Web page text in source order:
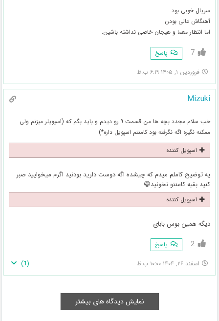
سریال خوبی بود
آهنگاش عالی بودن
اما انتظار معما و هیجان خاصی نداشته باشین.
7 پاسخ
فروردین ۱, ۱۴۰۵ ۶:۱۹ ب.ظ
Mizuki
خب سلام مجدد بچه ها من قسمت ۹ رو دیدم و باید بگم که (اسپویلر میزنم ولی
ممکنه نگیره اگه نگرفته بود کامنتم اسپویل داره*)
اسپویل کننده
یه توضیح کاملم میدم که چیشده اگه دوست دارید بودنید اگرم میخوایید صبر
کنید بقیه کامنتو نخونید😁
اسپویل کننده
دیگه همین بوس بابای
2 پاسخ
اسفند ۲۶, ۱۴۰۴ ۱۰:۰۰ ب.ظ (
1
)
نمایش دیدگاه های بیشتر